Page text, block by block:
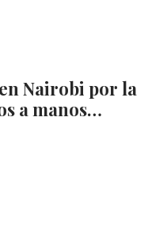
Nairobi por la
a manos…